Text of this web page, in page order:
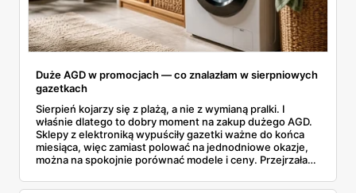
Duże AGD w promocjach — co znalazłam w sierpniowych
gazetkach
Sierpień kojarzy się z plażą, a nie z wymianą pralki. I
właśnie dlatego to dobry moment na zakup dużego AGD.
Sklepy z elektroniką wypuściły gazetki ważne do końca
miesiąca, więc zamiast polować na jednodniowe okazje,
można na spokojnie porównać modele i ceny. Przejrzałam
znalazłam, z cenami i terminami.